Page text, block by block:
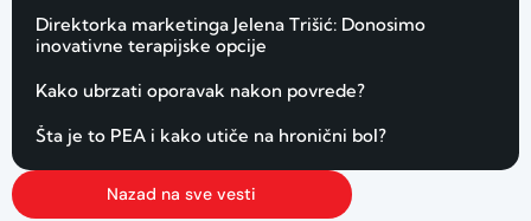
Direktorka marketinga Jelena Trišić: Donosimo
inovativne terapijske opcije
Kako ubrzati oporavak nakon povrede?
Šta je to PEA i kako utiče na hronični bol?
Nazad na sve vesti